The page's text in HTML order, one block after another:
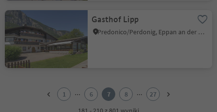
Gasthof Lipp
Predonico/Perdonig, Eppan an der Weinstaße/Appiano sulla Strada del Vino, Alto Adige Wine Road
1 ... 6 7 8 ...
27